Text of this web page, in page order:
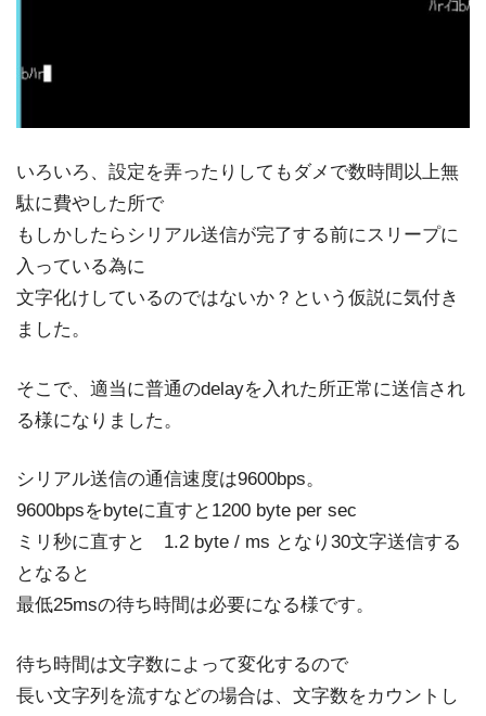
いろいろ、設定を弄ったりしてもダメで数時間以上無
駄に費やした所で
もしかしたらシリアル送信が完了する前にスリープに
入っている為に
文字化けしているのではないか？という仮説に気付き
ました。
そこで、適当に普通のdelayを入れた所正常に送信され
る様になりました。
シリアル送信の通信速度は9600bps。
9600bpsをbyteに直すと1200 byte per sec
ミリ秒に直すと 1.2 byte / ms となり30文字送信する
となると
最低25msの待ち時間は必要になる様です。
待ち時間は文字数によって変化するので
長い文字列を流すなどの場合は、文字数をカウントし